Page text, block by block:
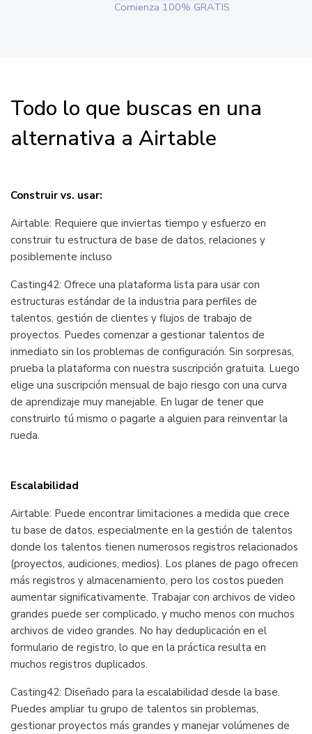
Comienza 100% GRATIS
Todo lo que buscas en una
alternativa a Airtable
Construir vs. usar:
Airtable: Requiere que inviertas tiempo y esfuerzo en
construir tu estructura de base de datos, relaciones y
posiblemente incluso
Casting42: Ofrece una plataforma lista para usar con
estructuras estándar de la industria para perfiles de
talentos, gestión de clientes y flujos de trabajo de
proyectos. Puedes comenzar a gestionar talentos de
inmediato sin los problemas de configuración. Sin sorpresas,
prueba la plataforma con nuestra suscripción gratuita. Luego
elige una suscripción mensual de bajo riesgo con una curva
de aprendizaje muy manejable. En lugar de tener que
construirlo tú mismo o pagarle a alguien para reinventar la
rueda.
Escalabilidad
Airtable: Puede encontrar limitaciones a medida que crece
tu base de datos, especialmente en la gestión de talentos
donde los talentos tienen numerosos registros relacionados
(proyectos, audiciones, medios). Los planes de pago ofrecen
más registros y almacenamiento, pero los costos pueden
aumentar significativamente. Trabajar con archivos de video
grandes puede ser complicado, y mucho menos con muchos
archivos de video grandes. No hay deduplicación en el
formulario de registro, lo que en la práctica resulta en
muchos registros duplicados.
Casting42: Diseñado para la escalabilidad desde la base.
Puedes ampliar tu grupo de talentos sin problemas,
gestionar proyectos más grandes y manejar volúmenes de